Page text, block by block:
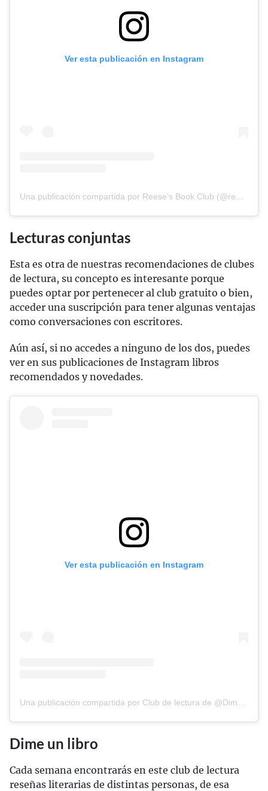
Ver esta publicación en Instagram
Una publicación compartida por Reese’s Book Club (@reesesbookclub)
Lecturas conjuntas
Esta es otra de nuestras recomendaciones de clubes
de lectura, su concepto es interesante porque
puedes optar por pertenecer al club gratuito o bien,
acceder una suscripción para tener algunas ventajas
como conversaciones con escritores.
Aún así, si no accedes a ninguno de los dos, puedes
ver en sus publicaciones de Instagram libros
recomendados y novedades.
Ver esta publicación en Instagram
Dime un libro
Cada semana encontrarás en este club de lectura
reseñas literarias de distintas personas, de esa